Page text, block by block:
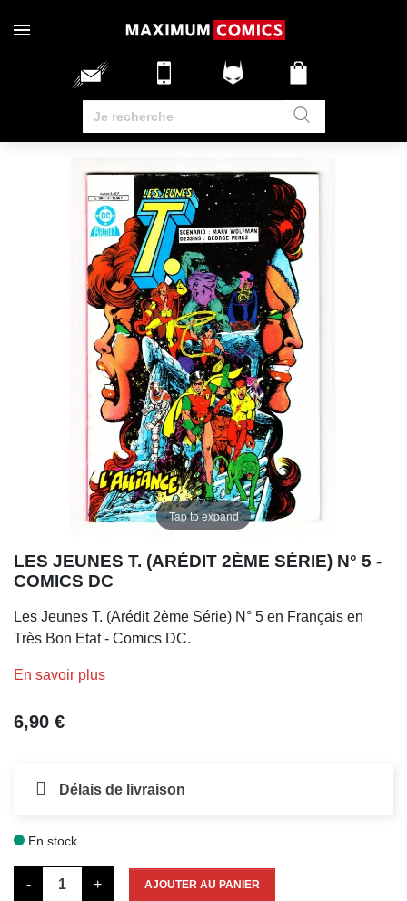
Tap to expand
LES JEUNES T. (ARÉDIT 2ÈME SÉRIE) N° 5 -
COMICS DC
Les Jeunes T. (Arédit 2ème Série) N° 5 en Français en
Très Bon Etat - Comics DC.
En savoir plus
6,90 €
Délais de livraison
En stock
- + AJOUTER AU PANIER